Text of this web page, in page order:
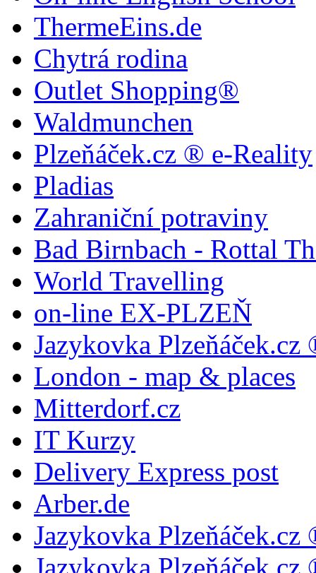
ThermeEins.de
Chytrá rodina
Outlet Shopping®
Waldmunchen
Plzeňáček.cz ® e-Reality
Pladias
Zahraniční potraviny
Bad Birnbach - Rottal
World Travelling
on-line EX-PLZEŇ
Jazykovka Plzeňáček.cz
London - map & places
Mitterdorf.cz
IT Kurzy
Delivery Express post
Arber.de
Jazykovka
Jazykovka